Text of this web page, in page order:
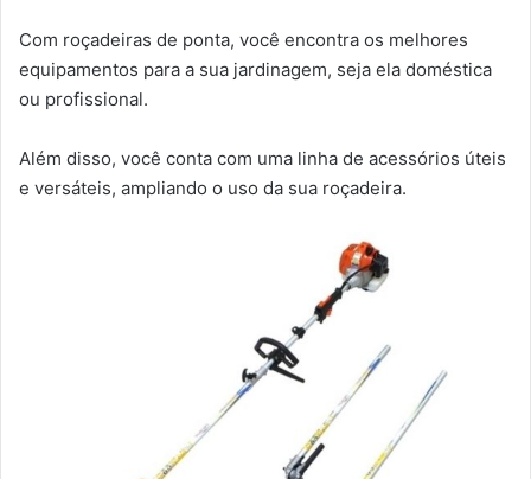
Com roçadeiras de ponta, você encontra os melhores
equipamentos para a sua jardinagem, seja ela doméstica
ou profissional.
Além disso, você conta com uma linha de acessórios úteis
e versáteis, ampliando o uso da sua roçadeira.